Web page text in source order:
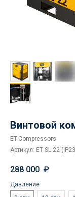
Винтовой
ET-Compressors
Артикул: ET SL 22
288 000 ₽
Давление